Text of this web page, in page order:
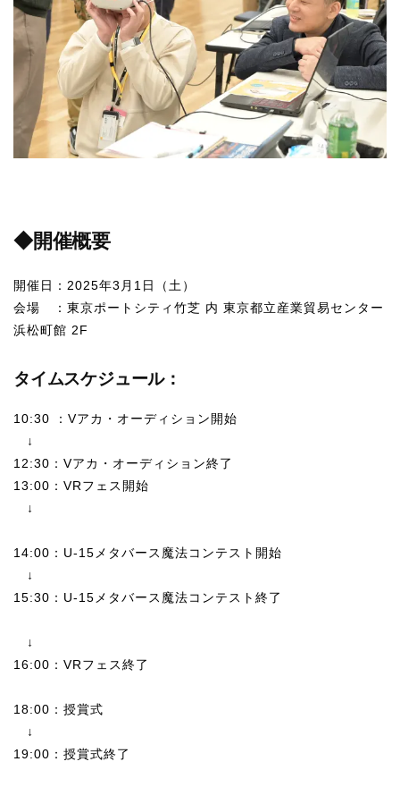
Apple Vision Pro アプリ開発研修
HoloLens 2 アプリ開発研修
《研究会》
XRビジネスフォーラム
《展示会》
（1/21～23東京ビッグサイト）に出展。
Tsumiki Community Day 2026
（5/27～28 秋葉原UDX）に出展。
《求人》
オープンキャンパス
資料請求
◆開催概要
開催日：2025年3月1日（土）
会場 ：東京ポートシティ竹芝 内 東京都立産業貿易センター
浜松町館 2F
タイムスケジュール：
10:30 ：Vアカ・オーディション開始
↓
12:30：Vアカ・オーディション終了
13:00：VRフェス開始
↓
14:00：U-15メタバース魔法コンテスト開始
↓
15:30：U-15メタバース魔法コンテスト終了
↓
16:00：VRフェス終了
18:00：授賞式
↓
19:00：授賞式終了